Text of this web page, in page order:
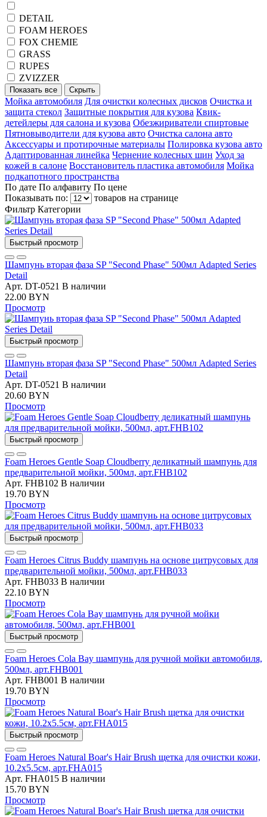
DETAIL
FOAM HEROES
FOX CHEMIE
GRASS
RUPES
ZVIZZER
Показать все Скрыть
Мойка автомобиля Для очистки колесных дисков Очистка и
защита стекол Защитные покрытия для кузова Квик-
детейлеры для салона и кузова Обезжириватели спиртовые
Пятновыводители для кузова авто Очистка салона авто
Аксессуары и протирочные материалы Полировка кузова авто
Адаптированная линейка Чернение колесных шин Уход за
кожей в салоне Восстановитель пластика автомобиля Мойка
подкапотного пространства
По дате По алфавиту По цене
Показывать по:
товаров на странице
Фильтр Категории
Быстрый просмотр
Шампунь вторая фаза SP "Second Phase" 500мл Adapted Series
Detail
Арт. DT-0521 В наличии
22.00 BYN
Просмотр
Быстрый просмотр
Шампунь вторая фаза SP "Second Phase" 500мл Adapted Series
Detail
Арт. DT-0521 В наличии
20.60 BYN
Просмотр
Быстрый просмотр
Foam Heroes Gentle Soap Сloudberry деликатный шампунь для
предварительной мойки, 500мл, арт.FHB102
Арт. FHB102 В наличии
19.70 BYN
Просмотр
Быстрый просмотр
Foam Heroes Citrus Buddy шампунь на основе цитрусовых для
предварительной мойки, 500мл, арт.FHB033
Арт. FHB033 В наличии
22.10 BYN
Просмотр
Быстрый просмотр
Foam Heroes Cola Bay шампунь для ручной мойки автомобиля,
500мл, арт.FHB001
Арт. FHB001 В наличии
19.70 BYN
Просмотр
Быстрый просмотр
Foam Heroes Natural Boar's Hair Brush щетка для очистки кожи,
10.2x5.5см, арт.FHA015
Арт. FHA015 В наличии
15.70 BYN
Просмотр